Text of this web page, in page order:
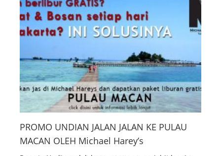
PROMO UNDIAN JALAN JALAN KE PULAU
MACAN OLEH Michael Harey’s